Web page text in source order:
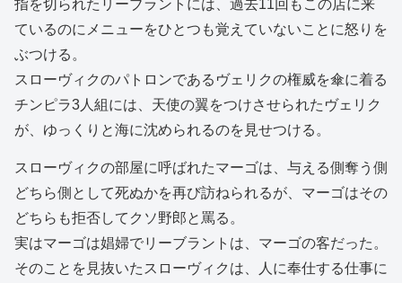
指を切られたリーブラントには、過去11回もこの店に来
ているのにメニューをひとつも覚えていないことに怒りを
ぶつける。
スローヴィクのパトロンであるヴェリクの権威を傘に着る
チンピラ3人組には、天使の翼をつけさせられたヴェリク
が、ゆっくりと海に沈められるのを見せつける。
スローヴィクの部屋に呼ばれたマーゴは、与える側奪う側
どちら側として死ぬかを再び訪ねられるが、マーゴはその
どちらも拒否してクソ野郎と罵る。
実はマーゴは娼婦でリーブラントは、マーゴの客だった。
そのことを見抜いたスローヴィクは、人に奉仕する仕事に